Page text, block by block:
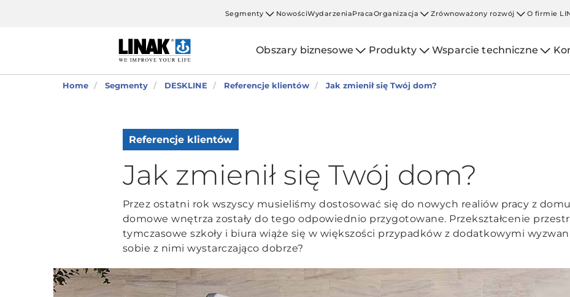
Segmenty NowościWydarzeniaPracaOrganizacja Zrównoważony rozwój O firmie
Obszary biznesowe Produkty Wsparcie techniczne
Home Segmenty DESKLINE Referencje klientów Jak zmienił się Twój dom?
Referencje klientów
Jak zmienił się Twój dom?
Przez ostatni rok wszyscy musieliśmy dostosować się do nowych realiów pracy z
domowe wnętrza zostały do tego odpowiednio przygotowane. Przekształcenie
tymczasowe szkoły i biura wiąże się w większości przypadków z dodatkowymi
sobie z nimi wystarczająco dobrze?